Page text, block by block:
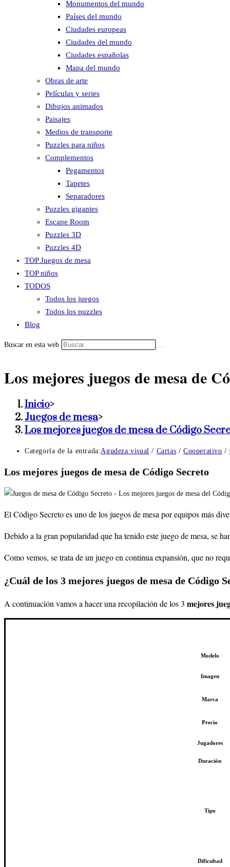
Monumentos del mundo
Países del mundo
Ciudades europeas
Ciudades del mundo
Ciudades españolas
Mapa del mundo
Obras de arte
Películas y series
Dibujos animados
Paisajes
Medios de transporte
Puzzles para niños
Complementos
Pegamentos
Tapetes
Separadores
Puzzles gigantes
Escape Room
Puzzles 3D
Puzzles 4D
TOP Juegos de mesa
TOP niños
TODOS
Todos los juegos
Todos los puzzles
Blog
Buscar en esta web
Los mejores juegos de mesa de
Inicio>
Juegos de mesa>
Los mejores juegos de mesa de Código
Categoría de la entrada:Agudeza visual / Cartas / Cooperativo /
Los mejores juegos de mesa de Código Secreto
El Código Secreto es uno de los juegos de mesa por equipos más
Debido a la gran popularidad que ha tenido este juego de mesa, se
Como vemos, se trata de un juego en continua expansión, que no
¿Cuál de los 3 mejores juegos de mesa de Código
A continuación vamos a hacer una recopilación de los 3 mejores
Modelo
Imagen
Marca
Precio
Jugadores
Duración
Tipo
Dificultad